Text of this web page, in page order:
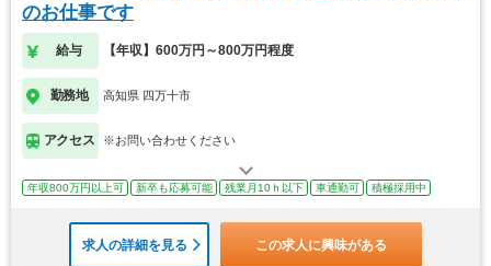
のお仕事です
給与 【年収】600万円～800万円程度
勤務地 高知県 四万十市
アクセス ※お問い合わせください
年収800万円以上可 新卒も応募可能 残業月10ｈ以下 車通勤可 積極採用中
求人の詳細を見る この求人に興味がある